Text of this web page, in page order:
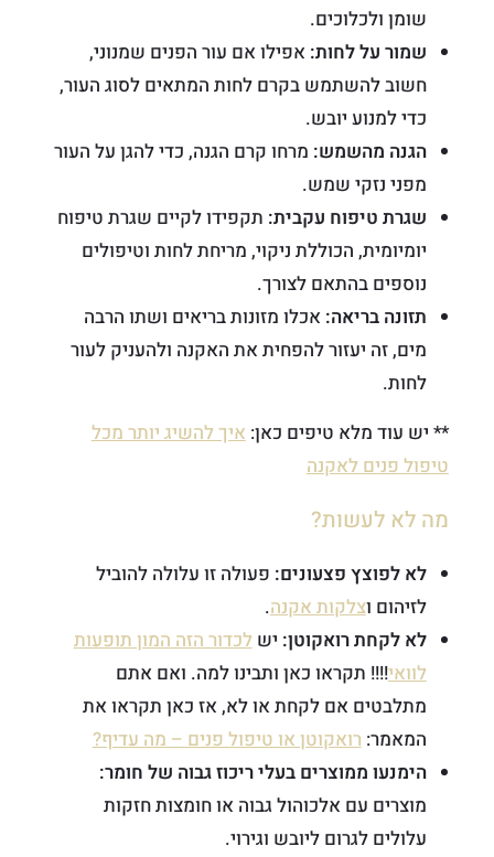
שומן ולכלוכים.
שמור על לחות: אפילו אם עור הפנים שמנוני,
חשוב להשתמש בקרם לחות המתאים לסוג העור,
כדי למנוע יובש.
הגנה מהשמש: מרחו קרם הגנה, כדי להגן על העור
מפני נזקי שמש.
שגרת טיפוח עקבית: תקפידו לקיים שגרת טיפוח
יומיומית, הכוללת ניקוי, מריחת לחות וטיפולים
נוספים בהתאם לצורך.
תזונה בריאה: אכלו מזונות בריאים ושתו הרבה
מים, זה יעזור להפחית את האקנה ולהעניק לעור
לחות.
** יש עוד מלא טיפים כאן:איך להשיג יותר מכל
טיפול פנים לאקנה
מה לא לעשות?
לא לפוצץ פצעונים: פעולה זו עלולה להוביל
לזיהום וצלקות אקנה.
לא לקחת רואקוטן: ישלכדור הזה המון תופעות
לוואי!!!! תקראו כאן ותבינו למה. ואם אתם
מתלבטים אם לקחת או לא, אז כאן תקראו את
המאמר:רואקוטן או טיפול פנים – מה עדיף?
הימנעו ממוצרים בעלי ריכוז גבוה של חומר:
מוצרים עם אלכוהול גבוה או חומצות חזקות
עלולים לגרום ליובש וגירוי.